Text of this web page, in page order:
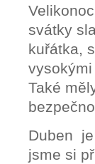
svátky
kuřátka,
Také
Duben
jsme si